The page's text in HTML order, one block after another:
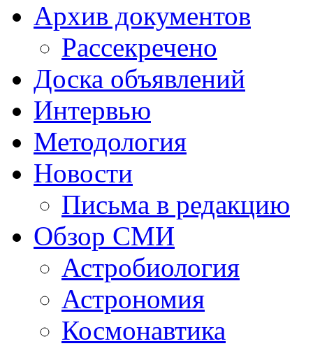
Архив документов
Рассекречено
Доска объявлений
Интервью
Методология
Новости
Письма в редакцию
Обзор СМИ
Астробиология
Астрономия
Космонавтика